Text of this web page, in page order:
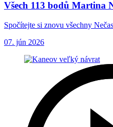
Všech 113 bodů Martina
Spočítejte si znovu všechny
07. jún 2026